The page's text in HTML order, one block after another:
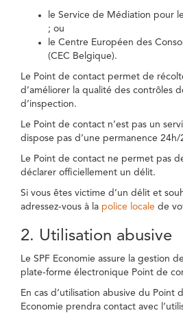
le Service de Médiation pour
; ou
le Centre Européen des
(CEC Belgique).
Le Point de contact permet de
d’améliorer la qualité des contrôles
d’inspection.
Le Point de contact n’est pas un
dispose pas d’une permanence
Le Point de contact ne permet pas
déclarer officiellement un délit.
Si vous êtes victime d’un délit et
adressez-vous à la police locale de
2. Utilisation abusive
Le SPF Economie assure la gestion
plate-forme électronique Point de
En cas d’utilisation abusive du Point
Economie prendra contact avec